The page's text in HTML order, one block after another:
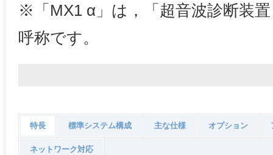
※「MX1 α」は，「超音波診断装
呼称です。
特長 標準システム構成 主な仕様 オプション
ネットワーク対応